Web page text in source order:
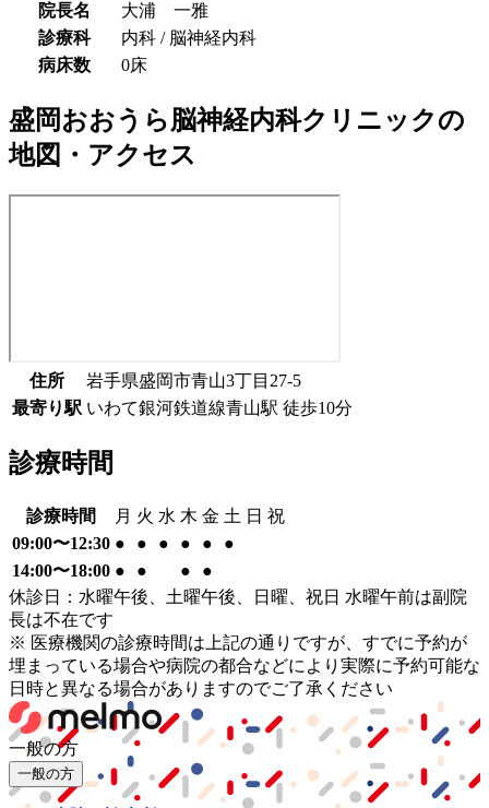
院長名
大浦 一雅
診療科
内科 / 脳神経内科
病床数
0床
盛岡おおうら脳神経内科クリニックの
地図・アクセス
住所
岩手県盛岡市青山3丁目27-5
最寄り駅 いわて銀河鉄道線青山駅 徒歩10分
診療時間
診療時間 月 火 水 木 金 土 日 祝
09:00〜12:30 ● ● ● ● ●
●
14:00〜18:00 ● ● ●
●
休診日：水曜午後、土曜午後、日曜、祝日 水曜午前は副院
長は不在です
※ 医療機関の診療時間は上記の通りですが、すでに予約が
埋まっている場合や病院の都合などにより実際に予約可能な
日時と異なる場合がありますのでご了承ください
一般の方
一般の方